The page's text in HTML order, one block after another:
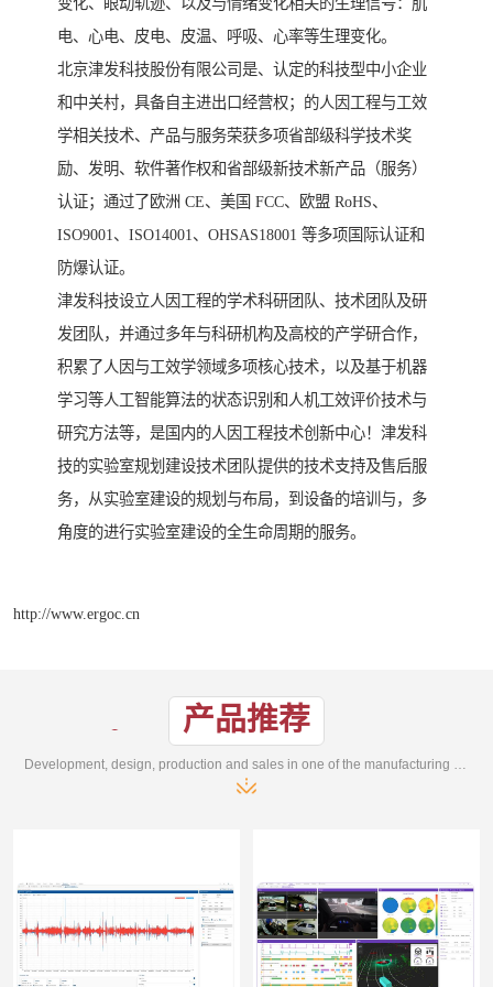
电、心电、皮电、皮温、呼吸、心率等生理变化。
北京津发科技股份有限公司是、认定的科技型中小企业
和中关村，具备自主进出口经营权；的人因工程与工效
学相关技术、产品与服务荣获多项省部级科学技术奖
励、发明、软件著作权和省部级新技术新产品（服务）
认证；通过了欧洲 CE、美国 FCC、欧盟 RoHS、
ISO9001、ISO14001、OHSAS18001 等多项国际认证和
防爆认证。
津发科技设立人因工程的学术科研团队、技术团队及研
发团队，并通过多年与科研机构及高校的产学研合作，
积累了人因与工效学领域多项核心技术，以及基于机器
学习等人工智能算法的状态识别和人机工效评价技术与
研究方法等，是国内的人因工程技术创新中心！津发科
技的实验室规划建设技术团队提供的技术支持及售后服
务，从实验室建设的规划与布局，到设备的培训与，多
角度的进行实验室建设的全生命周期的服务。
http://www.ergoc.cn
产品推荐
Development, design, production and sales in one of the manufacturing enterprises